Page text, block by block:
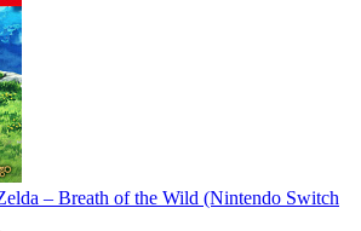
– Breath of the Wild (Nintendo Switch